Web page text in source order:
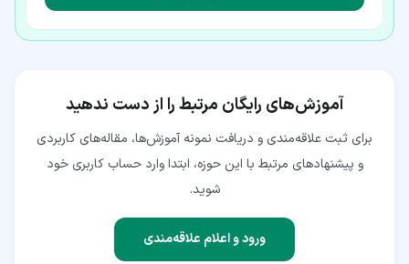
آموزش‌های رایگان مرتبط را از دست ندهید
برای ثبت علاقه‌مندی و دریافت نمونه آموزش‌ها، مقاله‌های کاربردی
و پیشنهادهای مرتبط با این حوزه، ابتدا وارد حساب کاربری خود
شوید.
ورود و اعلام علاقه‌مندی